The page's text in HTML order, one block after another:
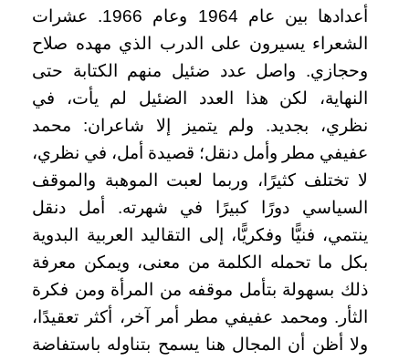
أعدادها بين عام 1964 وعام 1966. عشرات
الشعراء يسيرون على الدرب الذي مهده صلاح
وحجازي. واصل عدد ضئيل منهم الكتابة حتى
النهاية، لكن هذا العدد الضئيل لم يأت، في
نظري، بجديد. ولم يتميز إلا شاعران: محمد
عفيفي مطر وأمل دنقل؛ قصيدة أمل، في نظري،
لا تختلف كثيرًا، وربما لعبت الموهبة والموقف
السياسي دورًا كبيرًا في شهرته. أمل دنقل
ينتمي، فنيًّا وفكريًّا، إلى التقاليد العربية البدوية
بكل ما تحمله الكلمة من معنى، ويمكن معرفة
ذلك بسهولة بتأمل موقفه من المرأة ومن فكرة
الثأر. ومحمد عفيفي مطر أمر آخر، أكثر تعقيدًا،
ولا أظن أن المجال هنا يسمح بتناوله باستفاضة